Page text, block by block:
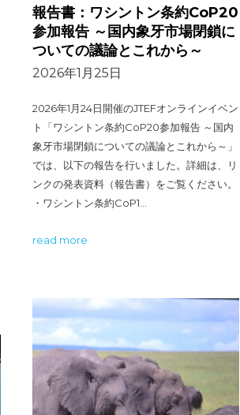
報告書：ワシントン条約CoP20
参加報告 ～国内象牙市場閉鎖に
ついての議論とこれから～
2026年1月25日
2026年1月24日開催のJTEFオンラインイベン
ト「ワシントン条約CoP20参加報告 ～国内
象牙市場閉鎖についての議論とこれから～」
では、以下の報告を行いました。詳細は、リ
ンクの発表資料（報告書）をご覧ください。
・ワシントン条約CoP1…
read more